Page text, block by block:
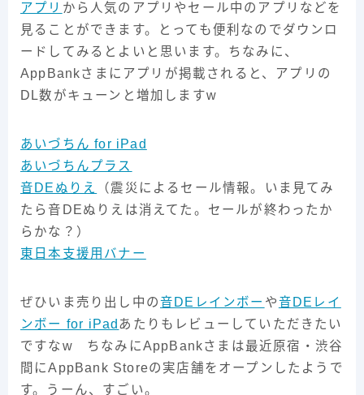
アプリ から人気のアプリやセール中のアプリなどを
見ることができます。とっても便利なのでダウンロ
ードしてみるとよいと思います。ちなみに、
AppBankさまにアプリが掲載されると、アプリの
DL数がキューンと増加しますw
あいづちん for iPad
あいづちんプラス
音DEぬりえ
（震災によるセール情報。いま見てみ
たら音DEぬりえは消えてた。セールが終わったか
らかな？）
東日本支援用バナー
ぜひいま売り出し中の音DEレインボー や音DEレイ
ンボー for iPad あたりもレビューしていただきたい
ですなw ちなみにAppBankさまは最近原宿・渋谷
間にAppBank Storeの実店舗をオープンしたようで
す。うーん、すごい。